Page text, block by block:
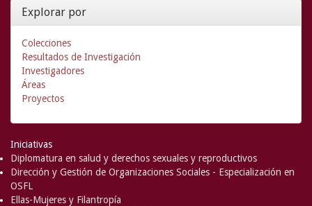
Explorar por
Colecciones
Resultados de Investigación
Investigadores
Áreas
Proyectos
Iniciativas
Diplomatura en salud y derechos sexuales y reproductivos
Dirección y Gestión de Organizaciones Sociales - Especialización en
OSFL
Ellas-Mujeres y Filantropía